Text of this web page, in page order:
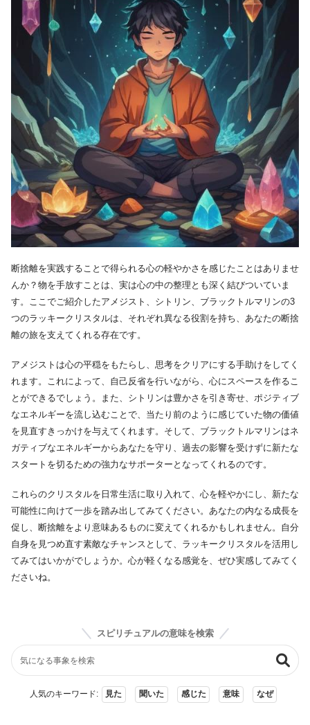
断捨離を実践することで得られる心の軽やかさを感じたことはありませ
んか？物を手放すことは、実は心の中の整理とも深く結びついていま
す。ここでご紹介したアメジスト、シトリン、ブラックトルマリンの3
つのラッキークリスタルは、それぞれ異なる役割を持ち、あなたの断捨
離の旅を支えてくれる存在です。
アメジストは心の平穏をもたらし、思考をクリアにする手助けをしてく
れます。これによって、自己反省を行いながら、心にスペースを作るこ
とができるでしょう。また、シトリンは豊かさを引き寄せ、ポジティブ
なエネルギーを流し込むことで、当たり前のように感じていた物の価値
を見直すきっかけを与えてくれます。そして、ブラックトルマリンはネ
ガティブなエネルギーからあなたを守り、過去の影響を受けずに新たな
スタートを切るための強力なサポーターとなってくれるのです。
これらのクリスタルを日常生活に取り入れて、心を軽やかにし、新たな
可能性に向けて一歩を踏み出してみてください。あなたの内なる成長を
促し、断捨離をより意味あるものに変えてくれるかもしれません。自分
自身を見つめ直す素敵なチャンスとして、ラッキークリスタルを活用し
てみてはいかがでしょうか。心が軽くなる感覚を、ぜひ実感してみてく
ださいね。
スピリチュアルの意味を検索
人気のキーワード: 見た 聞いた 感じた 意味 なぜ